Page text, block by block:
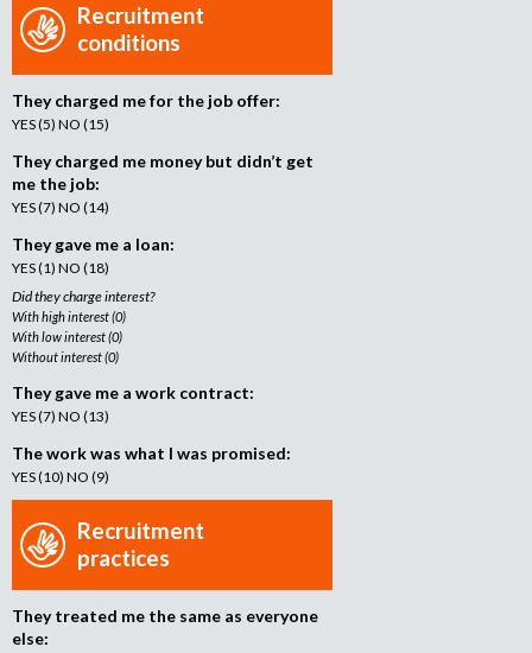
o
r
e
c
u
i
m
e
n
t
a
e
c
y
Recruitment
conditions
They charged me for the job offer:
YES (5) NO (15)
They charged me money but didn’t get
me the job:
YES (7) NO (14)
They gave me a loan:
YES (1) NO (18)
Did they charge interest?
With high interest (0)
With low interest (0)
Without interest (0)
They gave me a work contract:
YES (7) NO (13)
The work was what I was promised:
YES (10) NO (9)
Recruitment
practices
They treated me the same as everyone
else: